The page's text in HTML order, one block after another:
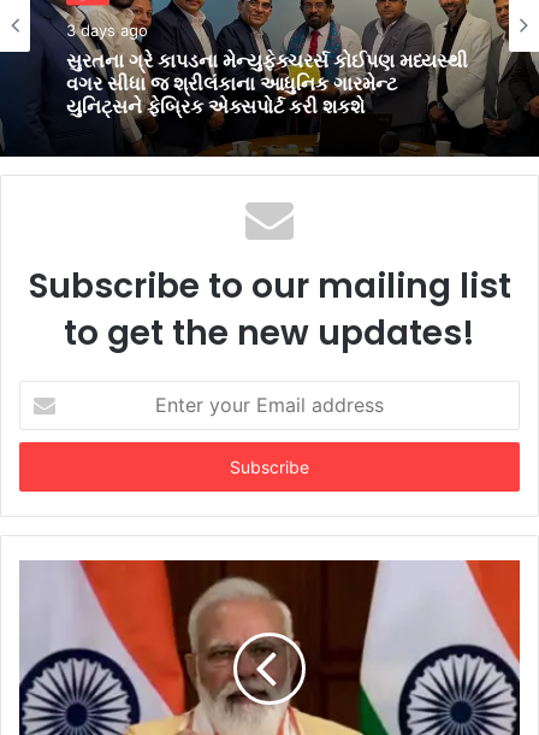
4 days ago
પીઅર્સને વિદેશમાં અભ્યાસ કરવા ઈચ્છતા
વિદ્યાર્થીઓ માટે સુરતમાં પીટીઈ પાર્ટનર મીટનું
આયોજન કર્યું
Subscribe to our mailing list
to get the new updates!
your
Email